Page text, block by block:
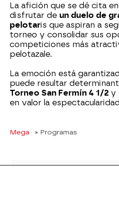
La afición que se dé cita
disfrutar de un duelo de
pelotaris que aspiran a
torneo y consolidar sus
competiciones más
pelotazale.
La emoción está
puede resultar
Torneo San Fermín 4 1/2 y
en valor la
Mega » Programas